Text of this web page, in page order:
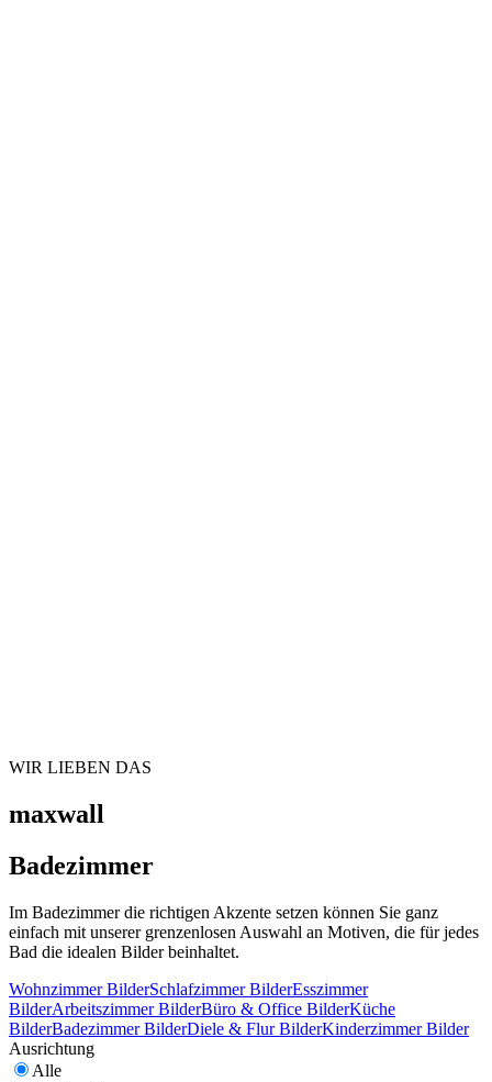
WIR LIEBEN DAS
maxwall
Badezimmer
Im Badezimmer die richtigen Akzente setzen können Sie ganz
einfach mit unserer grenzenlosen Auswahl an Motiven, die für jedes
Bad die idealen Bilder beinhaltet.
Wohnzimmer BilderSchlafzimmer BilderEsszimmer
BilderArbeitszimmer BilderBüro & Office BilderKüche
BilderBadezimmer BilderDiele & Flur BilderKinderzimmer Bilder
Ausrichtung
Alle